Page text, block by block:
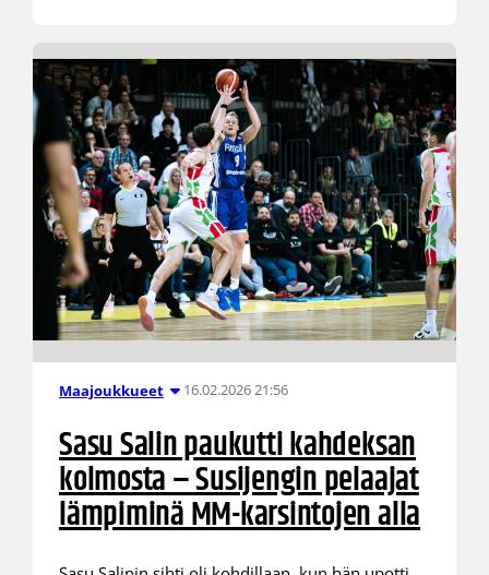
Maajoukkueet 16.02.2026 21:56
Sasu Salin paukutti kahdeksan
kolmosta – Susijengin pelaajat
lämpiminä MM-karsintojen alla